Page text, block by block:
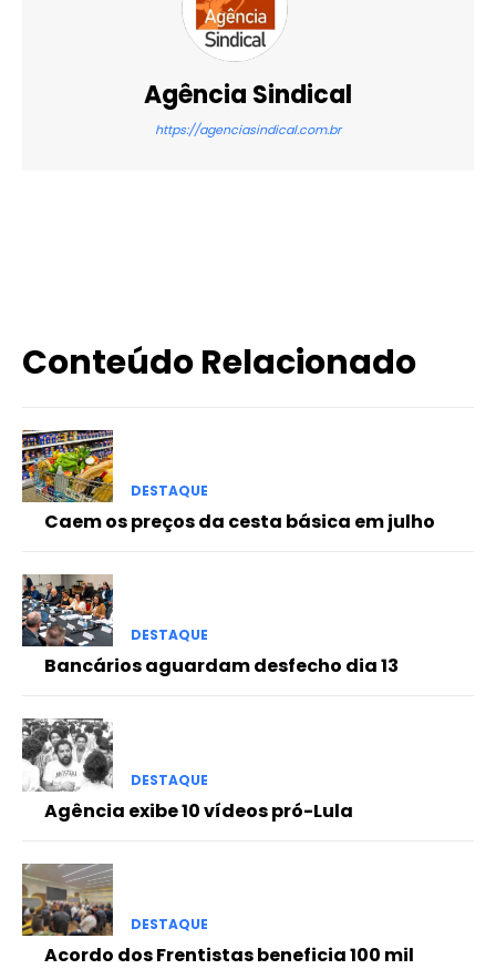
Agência Sindical
https://agenciasindical.com.br
Conteúdo Relacionado
DESTAQUE
Caem os preços da cesta básica em julho
DESTAQUE
Bancários aguardam desfecho dia 13
DESTAQUE
Agência exibe 10 vídeos pró-Lula
DESTAQUE
Acordo dos Frentistas beneficia 100 mil